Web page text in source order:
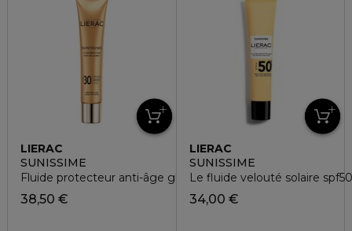
LIERAC
SUNISSIME
Fluide protecteur anti-âge global SPF30
38,50 €
LIERAC
SUNISSIME
Le fluide velouté solaire
34,00 €